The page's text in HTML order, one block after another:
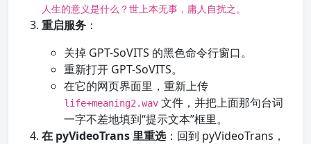
人生的意义是什么？世上本无事，庸人自扰之。
重启服务 ：
关掉 GPT-SoVITS 的黑色命令行窗口。
重新打开 GPT-SoVITS。
在它的网页界面里，重新上传
life+meaning2.wav 文件，并把上面那句台词
一字不差地填到“提示文本”框里。
在 pyVideoTrans 里重选：回到 pyVideoTrans，